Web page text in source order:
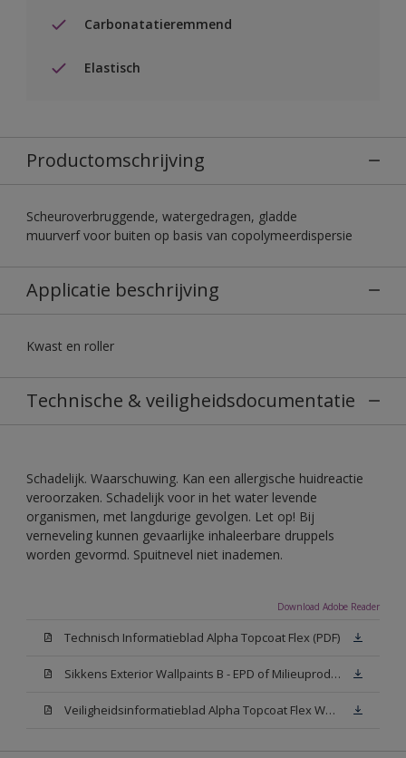
Carbonatatieremmend
Elastisch
Productomschrijving
Scheuroverbruggende, watergedragen, gladde
muurverf voor buiten op basis van copolymeerdispersie
Applicatie beschrijving
Kwast en roller
Technische & veiligheidsdocumentatie
Schadelijk. Waarschuwing. Kan een allergische huidreactie
veroorzaken. Schadelijk voor in het water levende
organismen, met langdurige gevolgen. Let op! Bij
verneveling kunnen gevaarlijke inhaleerbare druppels
worden gevormd. Spuitnevel niet inademen.
Download Adobe Reader
Technisch Informatieblad Alpha Topcoat Flex (PDF)
Sikkens Exterior Wallpaints B - EPD of Milieuproductverklaring
Veiligheidsinformatieblad Alpha Topcoat Flex White W05 (MSDS)